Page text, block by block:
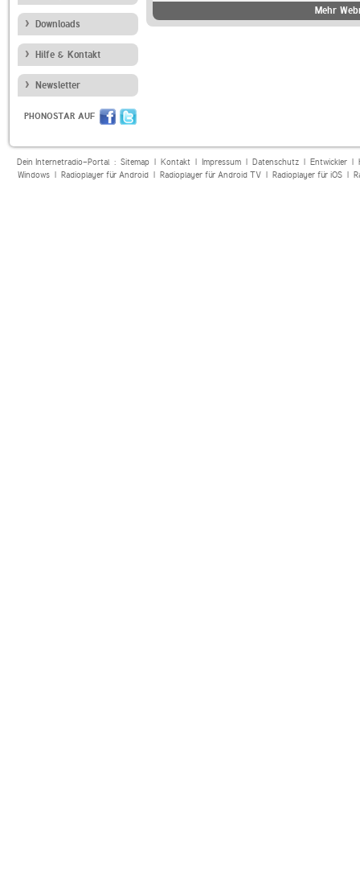
Downloads
Hilfe & Kontakt
Newsletter
PHONOSTAR AUF
Mehr
Dein Internetradio-Portal : Sitemap| Kontakt| Impressum| Datenschutz| Entwickler|
Windows| Radioplayer für Android| Radioplayer für Android TV| Radioplayer für iOS|